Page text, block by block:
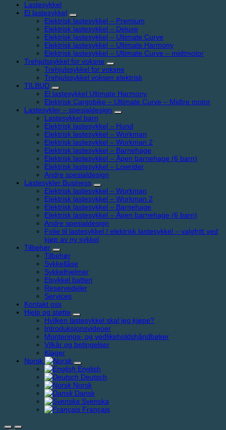
Lastesykkel
El lastesykkel
Elektrisk lastesykkel – Premium
Elektrisk lastesykkel – Deluxe
Elektrisk lastesykkel – Ultimate Curve
Elektrisk lastesykkel – Ultimate Harmony
Elektrisk lastesykkel – Ultimate Curve – midtmotor
Trehjulssykkel for voksne
Trehjulssykkel for voksne
Trehjulssykkel voksen elektrisk
TILBUD
El lastesykkel Ultimate Harmony
Elektrisk Cargobike – Ultimate Curve – Midtre motor
Lastesykler – spesialdesign
Lastesykkel barn
Elektrisk lastesykkel – Hund
Elektrisk lastesykkel – Workman
Elektrisk lastesykkel – Workman 2
Elektrisk lastesykkel – Barnehage
Elektrisk lastesykkel – Åpen barnehage (6 barn)
Elektrisk lastesykkel – Lowrider
Andre spesialdesign
Lastesykler Business
Elektrisk lastesykkel – Workman
Elektrisk lastesykkel – Workman 2
Elektrisk lastesykkel – Barnehage
Elektrisk lastesykkel – Åpen barnehage (6 barn)
Andre spesialdesign
Folie til lastesykkel / elektrisk lastesykkel – valgfritt ved
kjøp av ny sykkel
Tilbehør
Tilbehør
Sykkellåse
Sykkelhjelmer
Elsykkel batteri
Reservedeler
Services
Kontakt oss
Hjelp og støtte
Hvilken lastesykkel skal jeg kjøpe?
Introduksjonsvideoer
Monterings- og vedlikeholdshåndbøker
Vilkår og betingelser
Klager
Norsk
English
Deutsch
Norsk
Dansk
Svenska
Français